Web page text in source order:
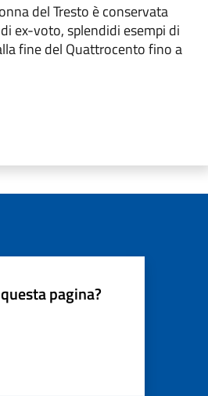
del Tresto è conservata
ex-voto, splendidi esempi di
fine del Quattrocento fino a
pagina?